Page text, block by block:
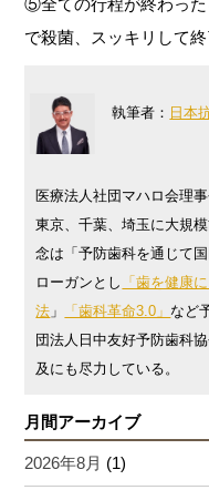
⑤全ての行程が終わった
で殺菌、スッキリして終
執筆者： 日本
医療法人社団マハロ会理
東京、千葉、埼玉に大規
念は「予防歯科を通じて
ローガンとし 「歯を健康
法 」 「歯科革命3.0」 など
団法人日中友好予防歯科
及にも尽力している。
月間アーカイブ
2026年8月 (1)